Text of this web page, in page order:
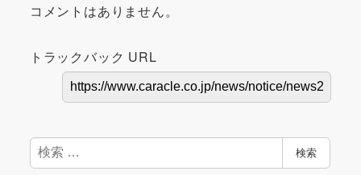
コメントはありません。
トラックバック URL
検
索
検索